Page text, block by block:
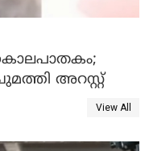
അറസ്റ്റ്
View All